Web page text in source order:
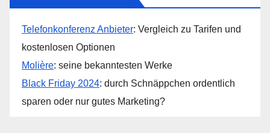
Telefonkonferenz Anbieter: Vergleich zu Tarifen und
kostenlosen Optionen
Molière: seine bekanntesten Werke
Black Friday 2024: durch Schnäppchen ordentlich
sparen oder nur gutes Marketing?